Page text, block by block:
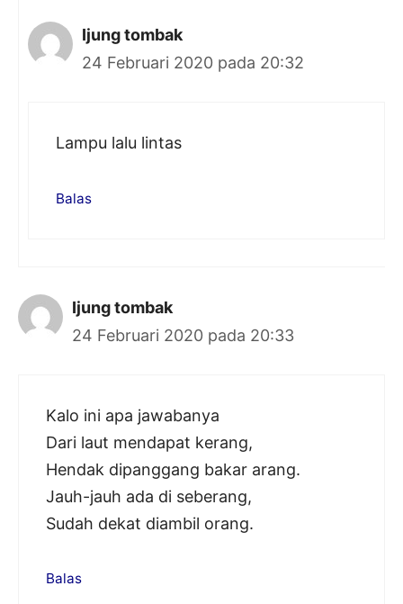
Ijung tombak
24 Februari 2020 pada 20:32
Lampu lalu lintas
Balas
Ijung tombak
24 Februari 2020 pada 20:33
Kalo ini apa jawabanya
Dari laut mendapat kerang,
Hendak dipanggang bakar arang.
Jauh-jauh ada di seberang,
Sudah dekat diambil orang.
Balas